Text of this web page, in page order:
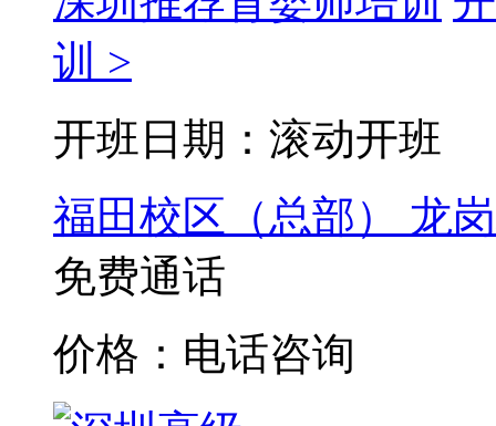
训 >
开班日期：滚动开班
福田校区（总部）
龙
免费通话
价格：电话咨询